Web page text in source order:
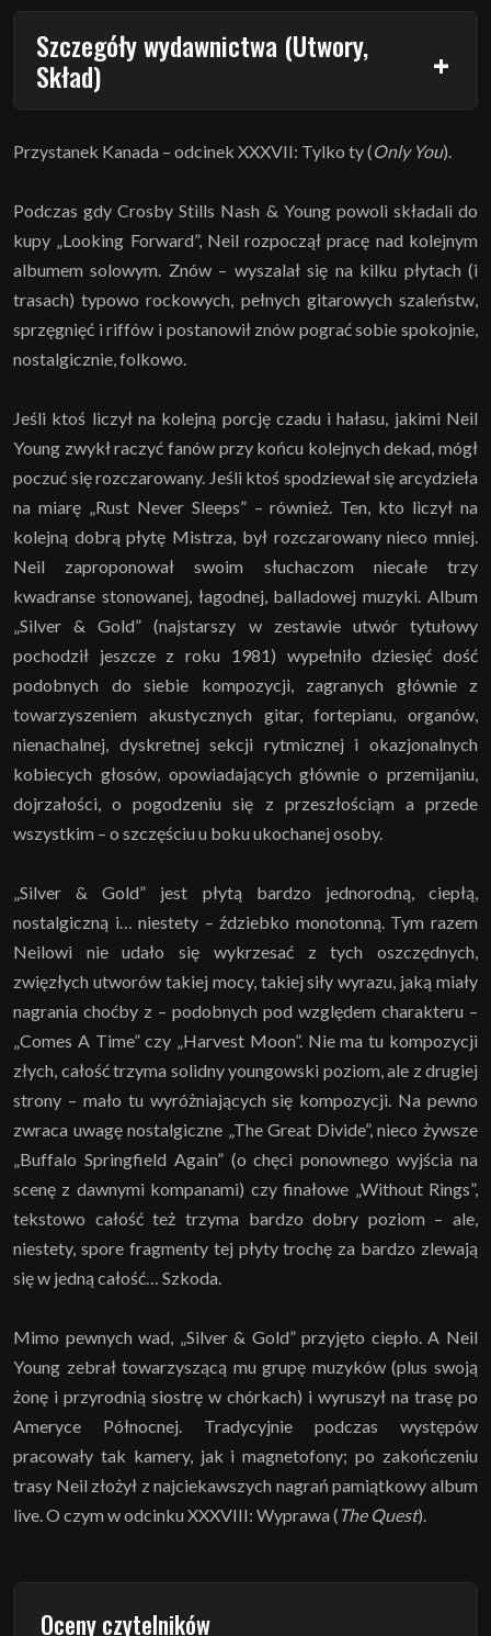
Szczegóły wydawnictwa (Utwory,
Skład)
Przystanek Kanada – odcinek XXXVII: Tylko ty (Only You).
Podczas gdy Crosby Stills Nash & Young powoli składali do
kupy „Looking Forward”, Neil rozpoczął pracę nad kolejnym
albumem solowym. Znów – wyszalał się na kilku płytach (i
trasach) typowo rockowych, pełnych gitarowych szaleństw,
sprzęgnięć i riffów i postanowił znów pograć sobie spokojnie,
nostalgicznie, folkowo.
Jeśli ktoś liczył na kolejną porcję czadu i hałasu, jakimi Neil
Young zwykł raczyć fanów przy końcu kolejnych dekad, mógł
poczuć się rozczarowany. Jeśli ktoś spodziewał się arcydzieła
na miarę „Rust Never Sleeps” – również. Ten, kto liczył na
kolejną dobrą płytę Mistrza, był rozczarowany nieco mniej.
Neil zaproponował swoim słuchaczom niecałe trzy
kwadranse stonowanej, łagodnej, balladowej muzyki. Album
„Silver & Gold” (najstarszy w zestawie utwór tytułowy
pochodził jeszcze z roku 1981) wypełniło dziesięć dość
podobnych do siebie kompozycji, zagranych głównie z
towarzyszeniem akustycznych gitar, fortepianu, organów,
nienachalnej, dyskretnej sekcji rytmicznej i okazjonalnych
kobiecych głosów, opowiadających głównie o przemijaniu,
dojrzałości, o pogodzeniu się z przeszłościąm a przede
wszystkim – o szczęściu u boku ukochanej osoby.
„Silver & Gold” jest płytą bardzo jednorodną, ciepłą,
nostalgiczną i… niestety – ździebko monotonną. Tym razem
Neilowi nie udało się wykrzesać z tych oszczędnych,
zwięzłych utworów takiej mocy, takiej siły wyrazu, jaką miały
nagrania choćby z – podobnych pod względem charakteru –
„Comes A Time” czy „Harvest Moon”. Nie ma tu kompozycji
złych, całość trzyma solidny youngowski poziom, ale z drugiej
strony – mało tu wyróżniających się kompozycji. Na pewno
zwraca uwagę nostalgiczne „The Great Divide”, nieco żywsze
„Buffalo Springfield Again” (o chęci ponownego wyjścia na
scenę z dawnymi kompanami) czy finałowe „Without Rings”,
tekstowo całość też trzyma bardzo dobry poziom – ale,
niestety, spore fragmenty tej płyty trochę za bardzo zlewają
się w jedną całość… Szkoda.
Mimo pewnych wad, „Silver & Gold” przyjęto ciepło. A Neil
Young zebrał towarzyszącą mu grupę muzyków (plus swoją
żonę i przyrodnią siostrę w chórkach) i wyruszył na trasę po
Ameryce Północnej. Tradycyjnie podczas występów
pracowały tak kamery, jak i magnetofony; po zakończeniu
trasy Neil złożył z najciekawszych nagrań pamiątkowy album
live. O czym w odcinku XXXVIII: Wyprawa ( The Quest).
Oceny czytelników